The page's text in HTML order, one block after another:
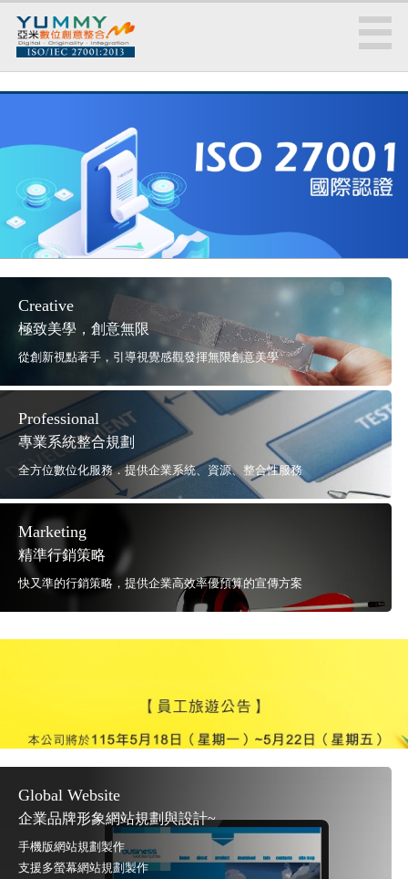
Creative
極致美學，創意無限
從創新視點著手，引導視覺感觀發揮無限創意美學
Professional
專業系統整合規劃
全方位數位化服務．提供企業系統、資源、整合性服務
Marketing
精準行銷策略
快又準的行銷策略，提供企業高效率優預算的宣傳方案
Global Website
企業品牌形象網站規劃與設計~
手機版網站規劃製作
支援多螢幕網站規劃製作